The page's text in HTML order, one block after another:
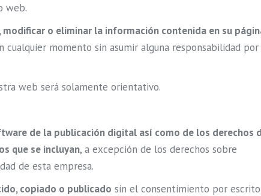
web.
o eliminar la información contenida en su
momento sin asumir alguna responsabilidad por
web será solamente orientativo.
de la publicación digital así como de los derechos
que se incluyan, a excepción de los derechos sobre
de esta empresa.
copiado o publicado sin el consentimiento por escrito